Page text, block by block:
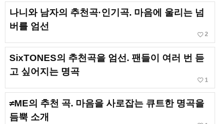
나니와 남자의 추천곡·인기곡. 마음에 울리는 넘
버를 엄선
favorite_border 2
SixTONES의 추천곡을 엄선. 팬들이 여러 번 듣
고 싶어지는 명곡
favorite_border 1
≠ME의 추천 곡. 마음을 사로잡는 큐트한 명곡을
듬뿍 소개